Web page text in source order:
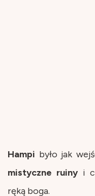
Hampi było jak
mistyczne ruiny i
ręką boga.